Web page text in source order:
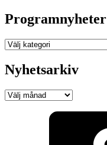
Programnyheter
Programnyheter
Nyhetsarkiv
Nyhetsarkiv